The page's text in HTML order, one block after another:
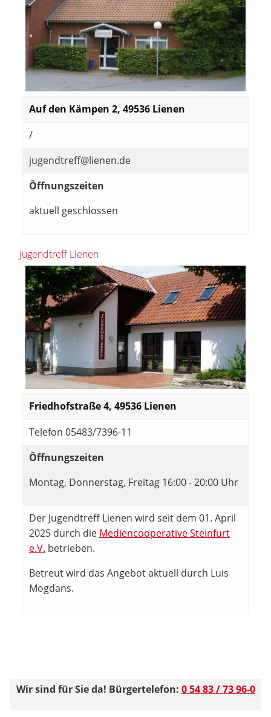
Auf den Kämpen 2, 49536 Lienen
/
jugendtreff@lienen.de
Öffnungszeiten
aktuell geschlossen
Jugendtreff Lienen
Friedhofstraße 4, 49536 Lienen
Telefon 05483/7396-11
Öffnungszeiten
Montag, Donnerstag, Freitag 16:00 - 20:00 Uhr
Der Jugendtreff Lienen wird seit dem 01. April
2025 durch die Mediencooperative Steinfurt
e.V. betrieben.
Betreut wird das Angebot aktuell durch Luis
Mogdans.
Wir sind für Sie da! Bürgertelefon: 0 54 83 / 73 96-0